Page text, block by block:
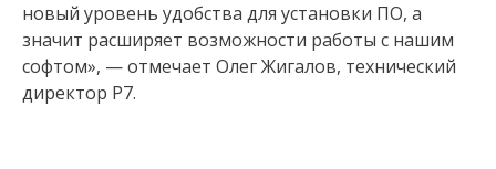
новый уровень удобства для установки ПО, а
значит расширяет возможности работы с нашим
софтом», — отмечает Олег Жигалов, технический
директор Р7.